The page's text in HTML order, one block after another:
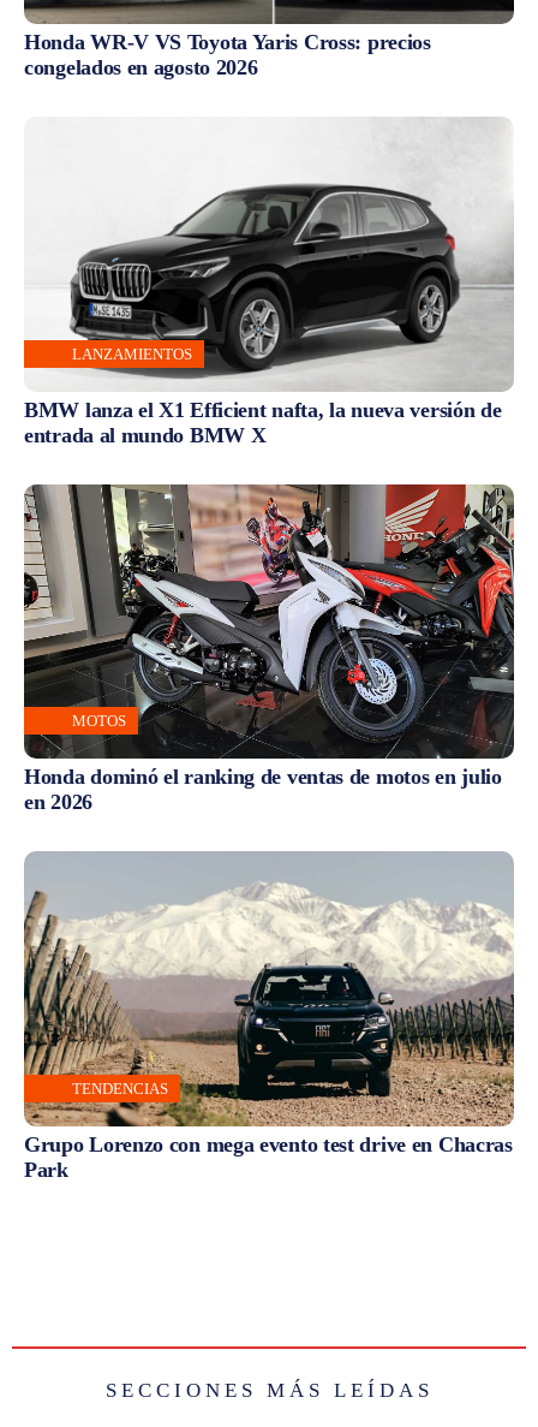
Honda WR-V VS Toyota Yaris Cross: precios
congelados en agosto 2026
LANZAMIENTOS
BMW lanza el X1 Efficient nafta, la nueva versión de
entrada al mundo BMW X
MOTOS
Honda dominó el ranking de ventas de motos en julio
en 2026
TENDENCIAS
Grupo Lorenzo con mega evento test drive en Chacras
Park
SECCIONES MÁS LEÍDAS